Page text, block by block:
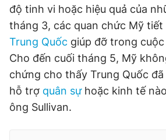
độ tinh vi hoặc hiệu quả của
tháng 3, các quan chức Mỹ tiết
Trung Quốc giúp đỡ trong
Cho đến cuối tháng 5, Mỹ
chứng cho thấy Trung Quốc
hỗ trợ quân sựhoặc kinh tế
ông Sullivan.